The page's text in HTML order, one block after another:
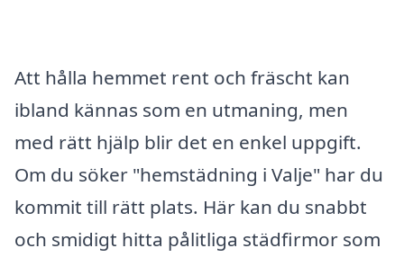
Att hålla hemmet rent och fräscht kan
ibland kännas som en utmaning, men
med rätt hjälp blir det en enkel uppgift.
Om du söker "hemstädning i Valje" har du
kommit till rätt plats. Här kan du snabbt
och smidigt hitta pålitliga städfirmor som